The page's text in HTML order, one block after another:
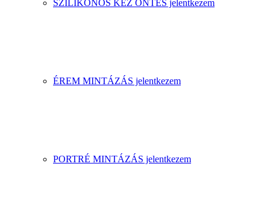
SZILIKONOS KÉZ ÖNTÉS jelentkezem
ÉREM MINTÁZÁS jelentkezem
PORTRÉ MINTÁZÁS jelentkezem